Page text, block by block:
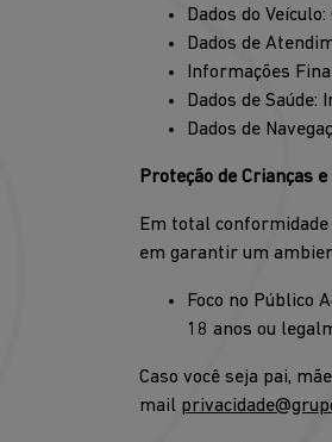
Dados do
Dados de
Informações
Dados de
Dados de
Proteção de Crianças
Em total conformidade
em garantir um
Foco no Público
18 anos ou
Caso você seja pai,
mail